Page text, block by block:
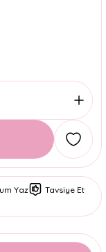
Yaz
Tavsiye Et